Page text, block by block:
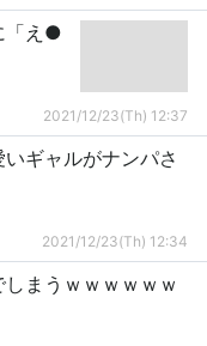
「え●
2021/12/23(Th) 12:37
いギャルがナンパさ
2021/12/23(Th) 12:34
しまうｗｗｗｗｗｗ